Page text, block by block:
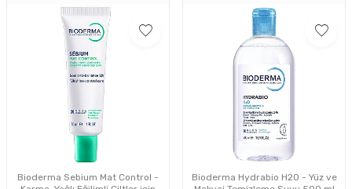
Bioderma Sebium Mat Control -
Bioderma Hydrabio H2O - Yüz ve